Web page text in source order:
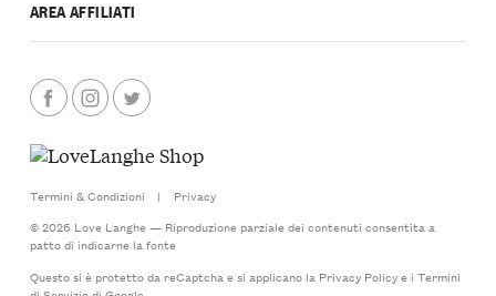
AREA AFFILIATI
Termini & Condizioni |
Privacy
© 2026 Love Langhe — Riproduzione parziale dei contenuti consentita a
patto di indicarne la fonte
Questo si è protetto da reCaptcha e si applicano la Privacy Policye i Termini